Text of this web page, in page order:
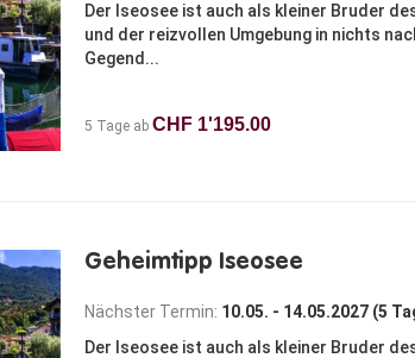
Der Iseosee ist auch als kleiner Bruder
und der reizvollen Umgebung in nichts
Gegend...
5 Tage abCHF 1'195.00
Geheimtipp Iseosee
Nächster Termin: 10.05. - 14.05.2027 (5
Der Iseosee ist auch als kleiner Bruder